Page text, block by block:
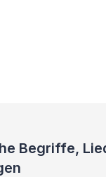
Begriffe,